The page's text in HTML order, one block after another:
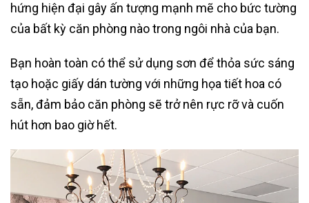
hứng hiện đại gây ấn tượng mạnh mẽ cho bức tường
của bất kỳ căn phòng nào trong ngôi nhà của bạn.
Bạn hoàn toàn có thể sử dụng sơn để thỏa sức sáng
tạo hoặc giấy dán tường với những họa tiết hoa có
sẵn, đảm bảo căn phòng sẽ trở nên rực rỡ và cuốn
hút hơn bao giờ hết.